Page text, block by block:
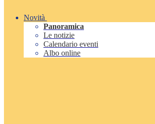
Novità
Panoramica
Le notizie
Calendario eventi
Albo online